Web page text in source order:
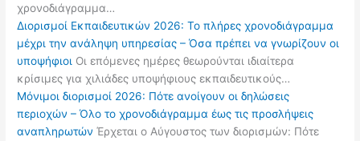
χρονοδιάγραμμα…
Διορισμοί Εκπαιδευτικών 2026: Το πλήρες χρονοδιάγραμμα
μέχρι την ανάληψη υπηρεσίας – Όσα πρέπει να γνωρίζουν οι
υποψήφιοι Οι επόμενες ημέρες θεωρούνται ιδιαίτερα
κρίσιμες για χιλιάδες υποψήφιους εκπαιδευτικούς…
Μόνιμοι διορισμοί 2026: Πότε ανοίγουν οι δηλώσεις
περιοχών – Όλο το χρονοδιάγραμμα έως τις προσλήψεις
αναπληρωτών Έρχεται ο Αύγουστος των διορισμών: Πότε